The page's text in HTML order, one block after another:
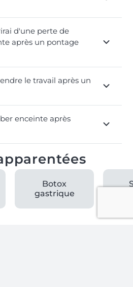
d'une perte de
après un pontage
le travail après un
enceinte après
Botox
gastrique